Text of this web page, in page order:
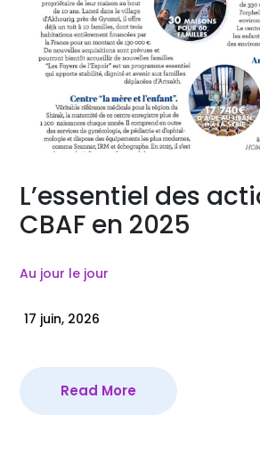
L’essentiel des
CBAF en 2025
Au jour le jour
17 juin, 2026
Read More